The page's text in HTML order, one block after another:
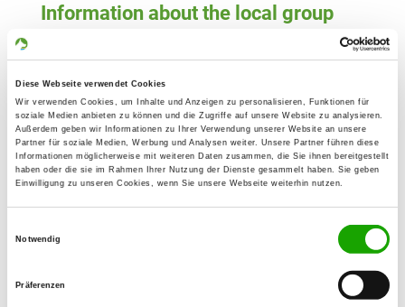
Diese Webseite verwendet Cookies
Wir verwenden Cookies, um Inhalte und Anzeigen zu personalisieren, Funktionen für
soziale Medien anbieten zu können und die Zugriffe auf unsere Website zu analysieren.
Außerdem geben wir Informationen zu Ihrer Verwendung unserer Website an unsere
Partner für soziale Medien, Werbung und Analysen weiter. Unsere Partner führen diese
Informationen möglicherweise mit weiteren Daten zusammen, die Sie ihnen bereitgestellt
haben oder die sie im Rahmen Ihrer Nutzung der Dienste gesammelt haben. Sie geben
Einwilligung zu unseren Cookies, wenn Sie unsere Webseite weiterhin nutzen.
Notwendig
Präferenzen
Information about the local group
Heinz Möller
Laubtalstr. 16
98744 Schwarzatal OT Meuselbach
Training ground:
Laubtalstr. 16
98744 Schwarzatal OT Meuselbach
Phone:
036705 60307